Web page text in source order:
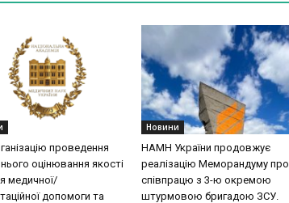
проведення
оцінювання якості
медичної/
допомоги та
Новини
НАМН України продовжує
реалізацію Меморандуму про
співпрацю з 3-ю окремою
штурмовою бригадою ЗСУ.